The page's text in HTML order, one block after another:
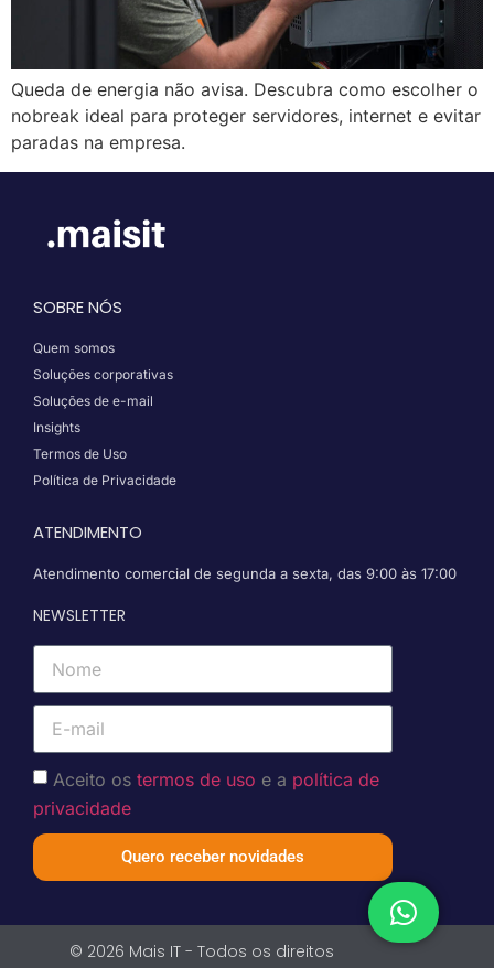
Queda de energia não avisa. Descubra como escolher o
nobreak ideal para proteger servidores, internet e evitar
paradas na empresa.
SOBRE NÓS
Quem somos
Soluções corporativas
Soluções de e-mail
Insights
Termos de Uso
Política de Privacidade
ATENDIMENTO
Atendimento comercial de segunda a sexta, das 9:00 às 17:00
NEWSLETTER
Aceito os termos de uso e a política de
privacidade
Quero receber novidades
© 2026 Mais IT - Todos os direitos